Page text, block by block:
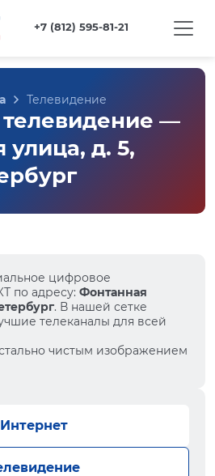
+7 (812) 595-81-21
Телевидение
—
д. 5,
цифровое
по адресу: Фонтанная
. В нашей сетке
телеканалы для всей
чистым изображением
Интернет